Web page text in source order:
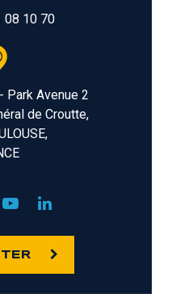
08 10 70
Park Avenue 2
de Croutte,